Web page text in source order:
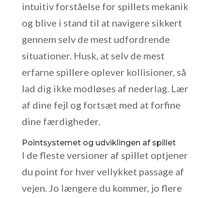
intuitiv forståelse for spillets mekanik
og blive i stand til at navigere sikkert
gennem selv de mest udfordrende
situationer. Husk, at selv de mest
erfarne spillere oplever kollisioner, så
lad dig ikke modløses af nederlag. Lær
af dine fejl og fortsæt med at forfine
dine færdigheder.
Pointsystemet og udviklingen af spillet
I de fleste versioner af spillet optjener
du point for hver vellykket passage af
vejen. Jo længere du kommer, jo flere